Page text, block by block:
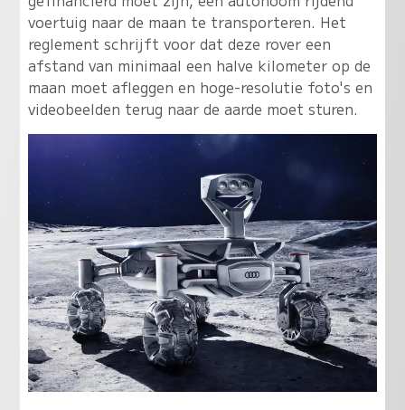
voertuig naar de maan te transporteren. Het
reglement schrijft voor dat deze rover een
afstand van minimaal een halve kilometer op de
maan moet afleggen en hoge-resolutie foto's en
videobeelden terug naar de aarde moet sturen.